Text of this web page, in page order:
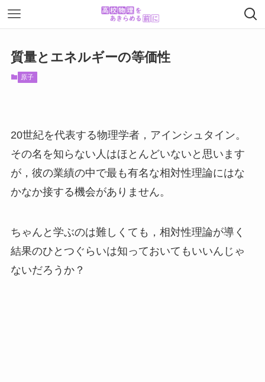
質量とエネルギーの等価性
原子
20世紀を代表する物理学者，アインシュタイン。
その名を知らない人はほとんどいないと思います
が，彼の業績の中で最も有名な相対性理論にはな
かなか接する機会がありません。
ちゃんと学ぶのは難しくても，相対性理論が導く
結果のひとつぐらいは知っておいてもいいんじゃ
ないだろうか？